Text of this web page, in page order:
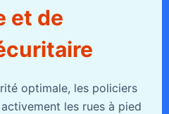
et de
optimale, les policiers
les rues à pied